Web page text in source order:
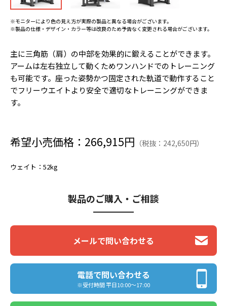
※モニターにより色の見え方が実際の製品と異なる場合がございます。
※製品の仕様・デザイン・カラー等は改良のため予告なく変更される場合がございます。
主に三角筋（肩）の中部を効果的に鍛えることができます。
アームは左右独立して動くためワンハンドでのトレーニング
も可能です。座った姿勢かつ固定された軌道で動作すること
でフリーウエイトより安全で適切なトレーニングができま
す。
希望小売価格：266,915円 （税抜：242,650円）
ウェイト ：52kg
製品のご購入・ご相談
メールで問い合わせる
電話で問い合わせる
※受付時間 平日10:00〜17:00